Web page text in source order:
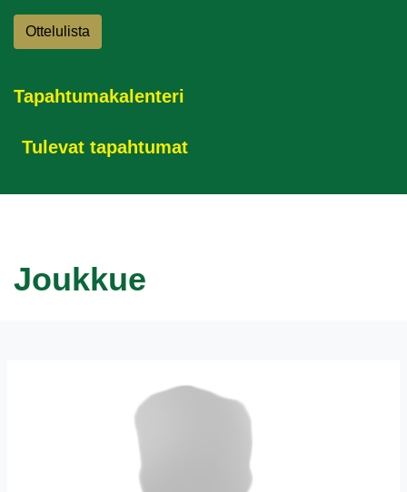
Ottelulista
Tapahtumakalenteri
Tulevat tapahtumat
Joukkue